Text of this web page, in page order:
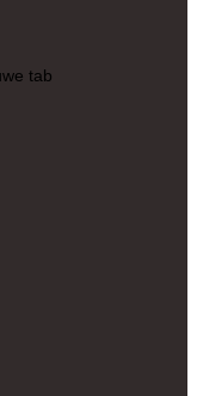
tab